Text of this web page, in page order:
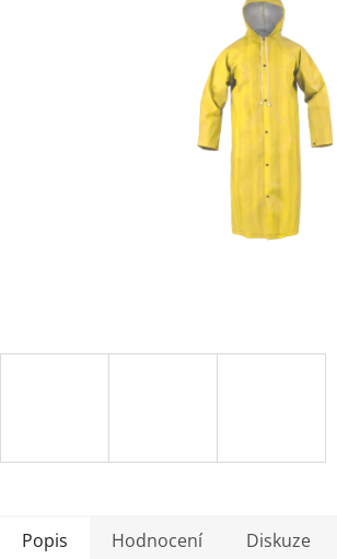
Popis Hodnocení Diskuze